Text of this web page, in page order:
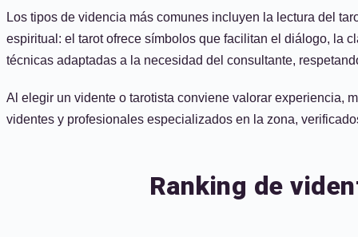
Los tipos de videncia más comunes incluyen la lectura del
espiritual: el tarot ofrece símbolos que facilitan el diálogo, la
técnicas adaptadas a la necesidad del consultante,
Al elegir un vidente o tarotista conviene valorar experiencia,
videntes y profesionales especializados en la zona,
Ranking de